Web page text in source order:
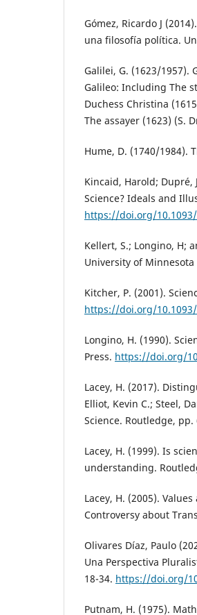
Gómez, Ricardo J
una filosofía política.
Galilei, G. (1623/1957).
Galileo: Including The
Duchess Christina
The assayer (1623) (S.
Hume, D. (1740/1984).
Kincaid, Harold; Dupré,
Science? Ideals and
https://doi.org/10.1093/
Kellert, S.; Longino, H;
University of Minnesota
Kitcher, P. (2001).
https://doi.org/10.1093/
Longino, H. (1990).
Press. https://doi.org/
Lacey, H. (2017).
Elliot, Kevin C.; Steel,
Science. Routledge, pp.
Lacey, H. (1999). Is
understanding.
Lacey, H. (2005).
Controversy about
Olivares Díaz, Paulo
Una Perspectiva
18-34. https://doi.org/
Putnam, H. (1975).